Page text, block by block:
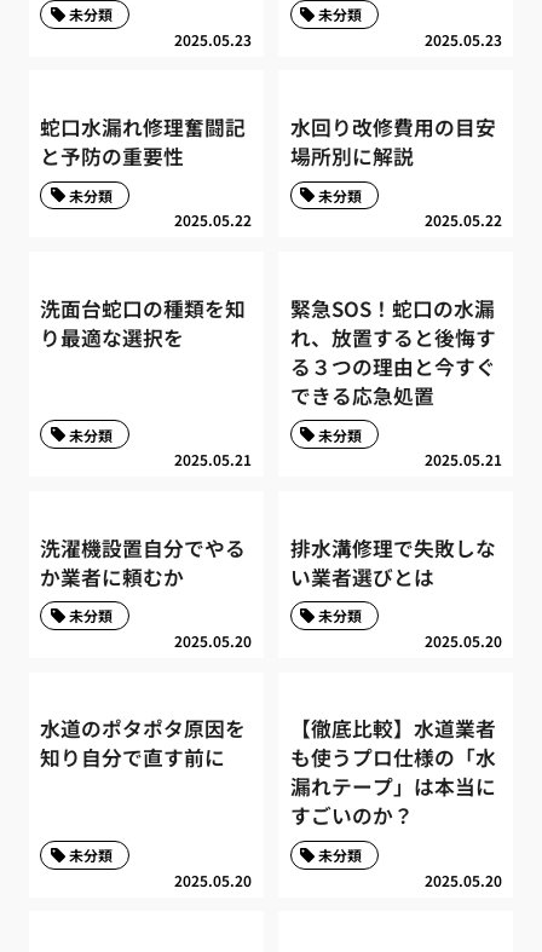
2025.05.23
未分類
2025.05.23
未分類
蛇口水漏れ修理奮闘記
と予防の重要性
2025.05.22
未分類
水回り改修費用の目安
場所別に解説
2025.05.22
未分類
洗面台蛇口の種類を知
り最適な選択を
2025.05.21
未分類
緊急SOS！蛇口の水漏
れ、放置すると後悔す
る３つの理由と今すぐ
できる応急処置
2025.05.21
未分類
洗濯機設置自分でやる
か業者に頼むか
2025.05.20
未分類
排水溝修理で失敗しな
い業者選びとは
2025.05.20
未分類
水道のポタポタ原因を
知り自分で直す前に
2025.05.20
未分類
【徹底比較】水道業者
も使うプロ仕様の「水
漏れテープ」は本当に
すごいのか？
2025.05.20
未分類